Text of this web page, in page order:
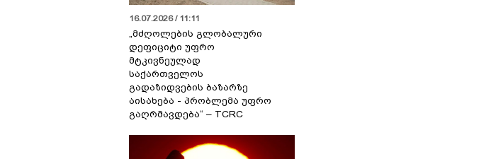
16.07.2026 / 11:11
„მძღოლების გლობალური
დეფიციტი უფრო
მტკივნეულად
საქართველოს
გადაზიდვების ბაზარზე
აისახება - პრობლემა უფრო
გაღრმავდება“ – TCRC